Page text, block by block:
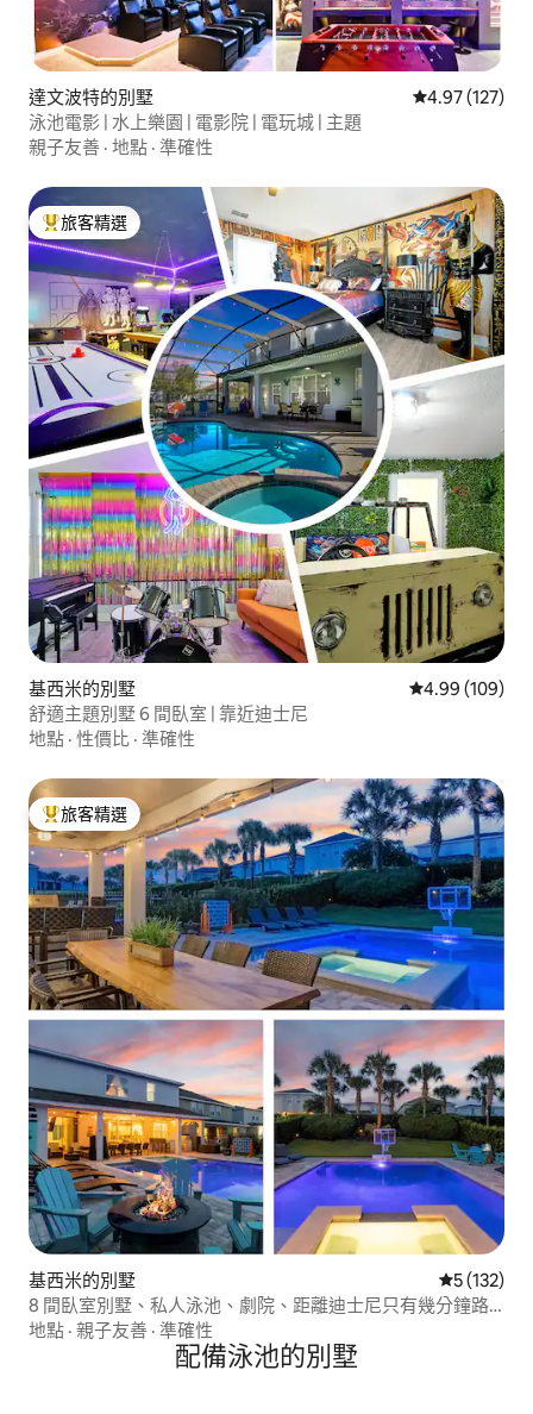
達文波特的別墅 從 127 則評價
4.97 (127)
泳池電影 | 水上樂園 | 電影院 | 電玩城 | 主題
親子友善 · 地點 · 準確性
旅客精選榜首
旅客精選
基西米的別墅 從 109 則評價
4.99 (109)
舒適主題別墅 6 間臥室 | 靠近迪士尼
地點 · 性價比 · 準確性
旅客精選榜首
旅客精選
基西米的別墅 從 132 則
5 (132)
8 間臥室別墅、私人泳池、劇院、距離迪士尼只有幾分鐘路
程！
地點 · 親子友善 · 準確性
配備泳池的別墅